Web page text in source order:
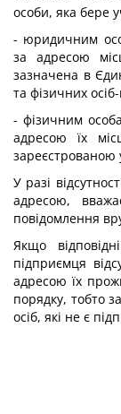
особи, яка бере
- юридичним
за адресою
зазначена в
та фізичних
- фізичним
адресою їх
зареєстрованою
У разі
адресою,
повідомлення
Якщо
підприємця
адресою їх
порядку, тобто
осіб, які не є